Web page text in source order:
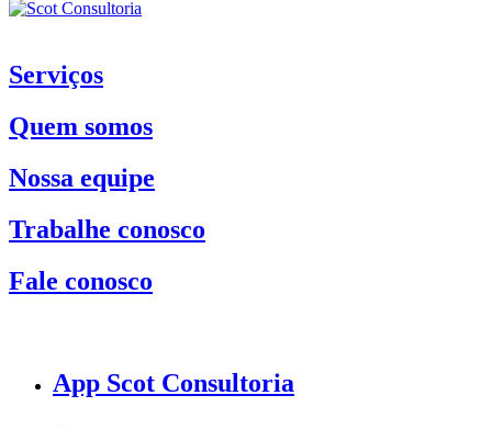
Serviços
Quem somos
Nossa equipe
Trabalhe conosco
Fale conosco
App Scot Consultoria